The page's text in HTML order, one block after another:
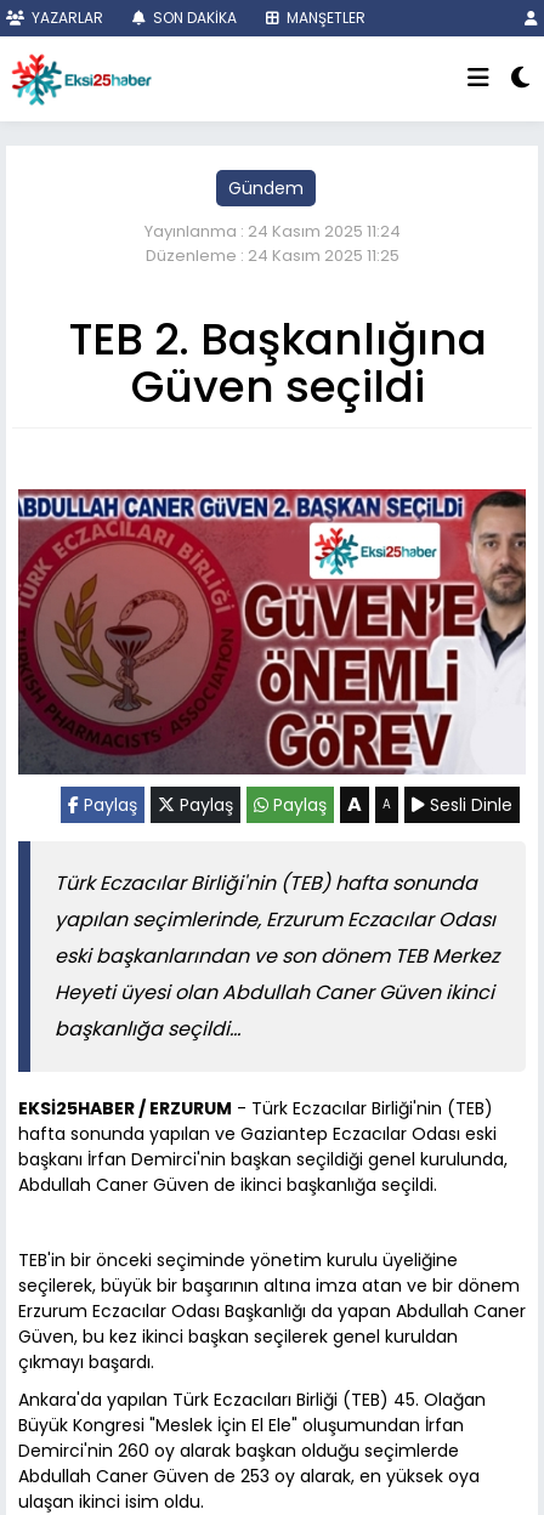
YAZARLAR SON DAKİKA MANŞETLER
Gündem
Yayınlanma : 24 Kasım 2025 11:24
Düzenleme : 24 Kasım 2025 11:25
TEB 2. Başkanlığına
Güven seçildi
Paylaş Paylaş Paylaş A A Sesli Dinle
Türk Eczacılar Birliği'nin (TEB) hafta sonunda
yapılan seçimlerinde, Erzurum Eczacılar Odası
eski başkanlarından ve son dönem TEB Merkez
Heyeti üyesi olan Abdullah Caner Güven ikinci
başkanlığa seçildi...
EKSİ25HABER / ERZURUM - Türk Eczacılar Birliği'nin (TEB)
hafta sonunda yapılan ve Gaziantep Eczacılar Odası eski
başkanı İrfan Demirci'nin başkan seçildiği genel kurulunda,
Abdullah Caner Güven de ikinci başkanlığa seçildi.
TEB'in bir önceki seçiminde yönetim kurulu üyeliğine
seçilerek, büyük bir başarının altına imza atan ve bir dönem
Erzurum Eczacılar Odası Başkanlığı da yapan Abdullah Caner
Güven, bu kez ikinci başkan seçilerek genel kuruldan
çıkmayı başardı.
Ankara'da yapılan Türk Eczacıları Birliği (TEB) 45. Olağan
Büyük Kongresi "Meslek İçin El Ele" oluşumundan İrfan
Demirci'nin 260 oy alarak başkan olduğu seçimlerde
Abdullah Caner Güven de 253 oy alarak, en yüksek oya
ulaşan ikinci isim oldu.